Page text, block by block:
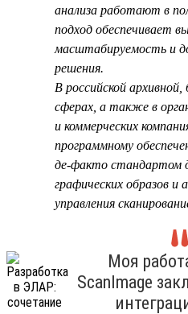
анализа работают в
подход обеспечивает
масштабируемость и
решения.
В российской
сферах, а также в
и коммерческих
программному
де-факто стандартом
графических образов и
управления
Моя
ScanImage